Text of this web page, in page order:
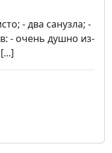
- два санузла; -
- очень душно из-